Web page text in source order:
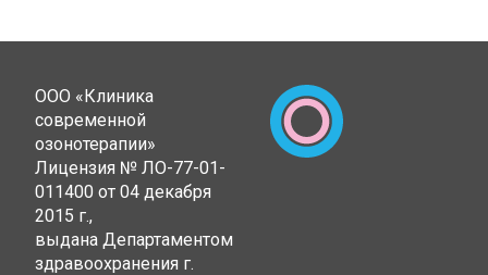
ООО «Клиника
современной
озонотерапии»
Лицензия № ЛО-77-01-
011400 от 04 декабря
2015 г.,
выдана Департаментом
здравоохранения г.